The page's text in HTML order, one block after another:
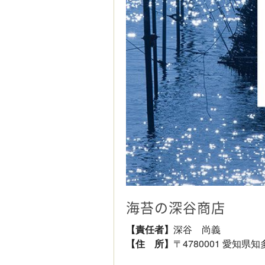
海苔の深谷商店
【責任者】 深谷 尚義
【住 所】 〒4780001 愛知県知